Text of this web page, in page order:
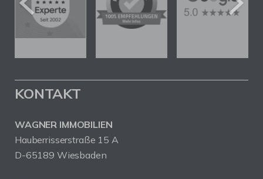
KONTAKT
WAGNER IMMOBILIEN
Hauberrisserstraße 15 A
D-65189 Wiesbaden